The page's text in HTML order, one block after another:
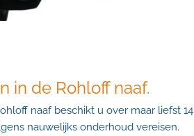
in de Rohloff naaf.
naaf beschikt u over maar liefst 14
nauwelijks onderhoud vereisen.